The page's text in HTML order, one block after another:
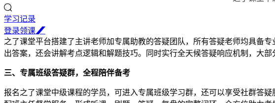
学习记录
登录领课
之了课堂平台搭建了主讲老师加专属助教的答疑团队，所有答疑老师均具备
出答案，还会讲解考点逻辑和解题技巧。同时实行全天候答疑响应机制，大
三、专属班级答疑群，全程陪伴备考
报名之了课堂中级课程的学员，可进入专属班级学习群，还可以享受社群答